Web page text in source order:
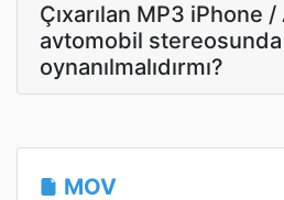
Çıxarılan MP3 iPhone
avtomobil stereosunda
oynanılmalıdırmı?
MOV